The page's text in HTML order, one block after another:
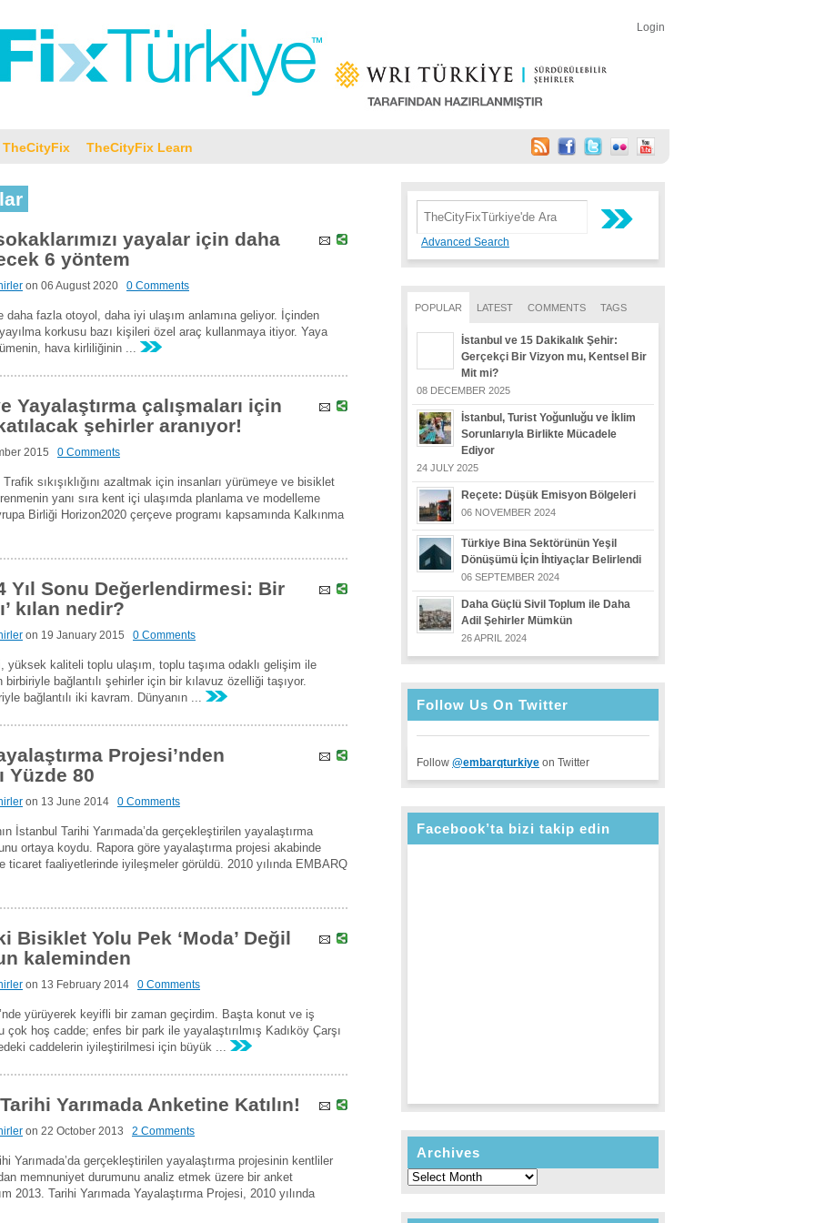
Login
TheCityFix TheCityFix Learn
Advanced Search
POPULAR LATEST COMMENTS TAGS
İstanbul ve 15 Dakikalık Şehir:
Gerçekçi Bir Vizyon mu, Kentsel Bir
Mit mi?
08 DECEMBER 2025
İstanbul, Turist Yoğunluğu ve İklim
Sorunlarıyla Birlikte Mücadele
Ediyor
24 JULY 2025
Reçete: Düşük Emisyon Bölgeleri
06 NOVEMBER 2024
Türkiye Bina Sektörünün Yeşil
Dönüşümü İçin İhtiyaçlar Belirlendi
06 SEPTEMBER 2024
Daha Güçlü Sivil Toplum ile Daha
Adil Şehirler Mümkün
26 APRIL 2024
Follow Us On Twitter
Follow @embarqturkiye on Twitter
Facebook’ta bizi takip edin
Archives
yayalar için daha
6 yöntem
on 06 August 2020 0 Comments
fazla otoyol, daha iyi ulaşım anlamına geliyor. İçinden
korkusu bazı kişileri özel araç kullanmaya itiyor. Yaya
hava kirliliğinin ...
Yayalaştırma çalışmaları için
şehirler aranıyor!
2015 0 Comments
sıkışıklığını azaltmak için insanları yürümeye ve bisiklet
yanı sıra kent içi ulaşımda planlama ve modelleme
Birliği Horizon2020 çerçeve programı kapsamında Kalkınma
Yıl Sonu Değerlendirmesi: Bir
kılan nedir?
on 19 January 2015 0 Comments
yüksek kaliteli toplu ulaşım, toplu taşıma odaklı gelişim ile
bağlantılı şehirler için bir kılavuz özelliği taşıyor.
bağlantılı iki kavram. Dünyanın ...
Projesi’nden
Yüzde 80
on 13 June 2014 0 Comments
İstanbul Tarihi Yarımada’da gerçekleştirilen yayalaştırma
ortaya koydu. Rapora göre yayalaştırma projesi akabinde
faaliyetlerinde iyileşmeler görüldü. 2010 yılında EMBARQ
Bisiklet Yolu Pek ‘Moda’ Değil
kaleminden
on 13 February 2014 0 Comments
yürüyerek keyifli bir zaman geçirdim. Başta konut ve iş
hoş cadde; enfes bir park ile yayalaştırılmış Kadıköy Çarşı
caddelerin iyileştirilmesi için büyük ...
Yarımada Anketine Katılın!
on 22 October 2013 2 Comments
Yarımada’da gerçekleştirilen yayalaştırma projesinin kentliler
memnuniyet durumunu analiz etmek üzere bir anket
2013. Tarihi Yarımada Yayalaştırma Projesi, 2010 yılında